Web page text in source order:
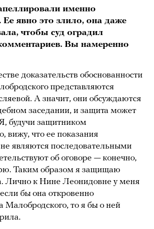
именно
явно это злило, она даже
чтобы суд оградил
Вы намеренно
доказательств обоснованности
представляются
А значит, они обсуждаются
заседании, и защита может
будучи защитником
вижу, что ее показания
являются последовательными
об оговоре — конечно,
Таким образом я защищаю
Лично к Нине Леонидовне у меня
бы она откровенно
Малобродского, то я бы о ней